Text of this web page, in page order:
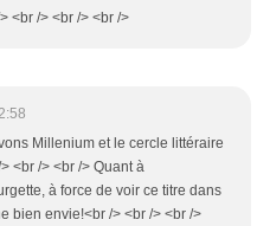
<br /> <br /> <br />
Millenium et le cercle littéraire
<br /> <br /> Quant à
à force de voir ce titre dans
bien envie!<br /> <br /> <br />